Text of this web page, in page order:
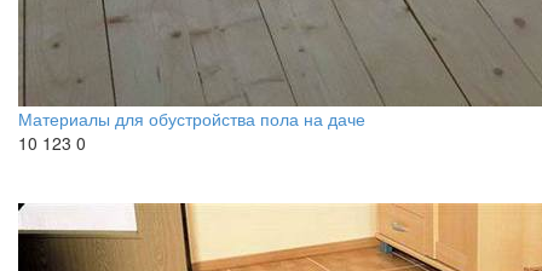
Материалы для обустройства пола на даче
10 123 0